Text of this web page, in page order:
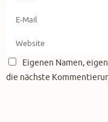
Eigenen Namen,
die nächste